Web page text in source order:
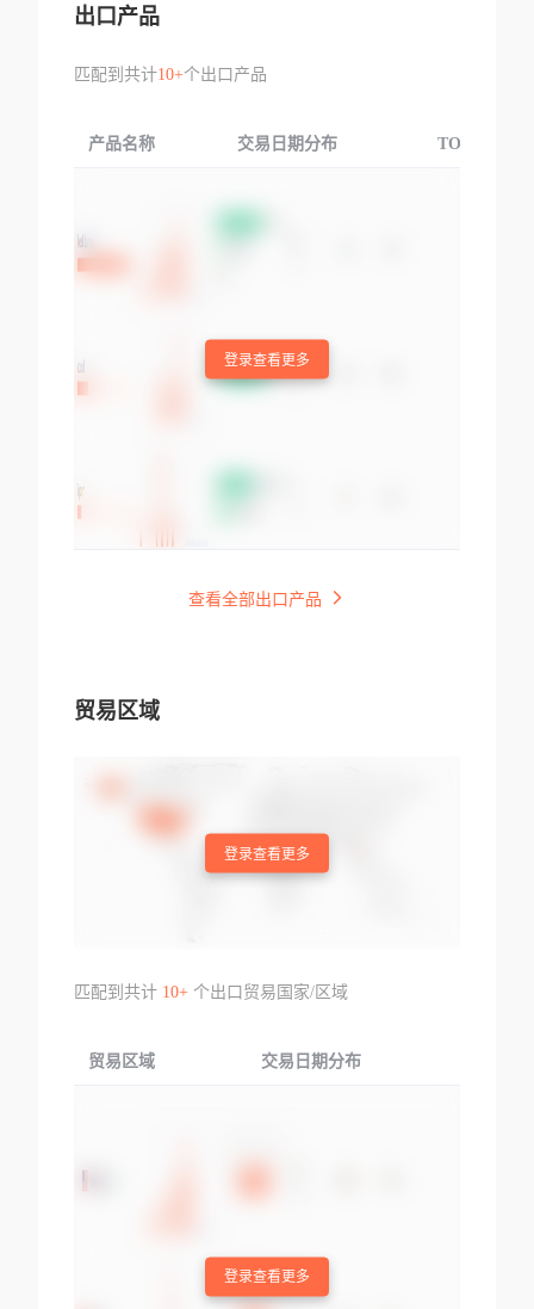
出口产品
匹配到共计10+个出口产品
产品名称 交易日期分布 TOP3交易国
登录查看更多
查看全部出口产品
贸易区域
登录查看更多
匹配到共计 10+个出口贸易国家/区域
贸易区域 交易日期分布
登录查看更多